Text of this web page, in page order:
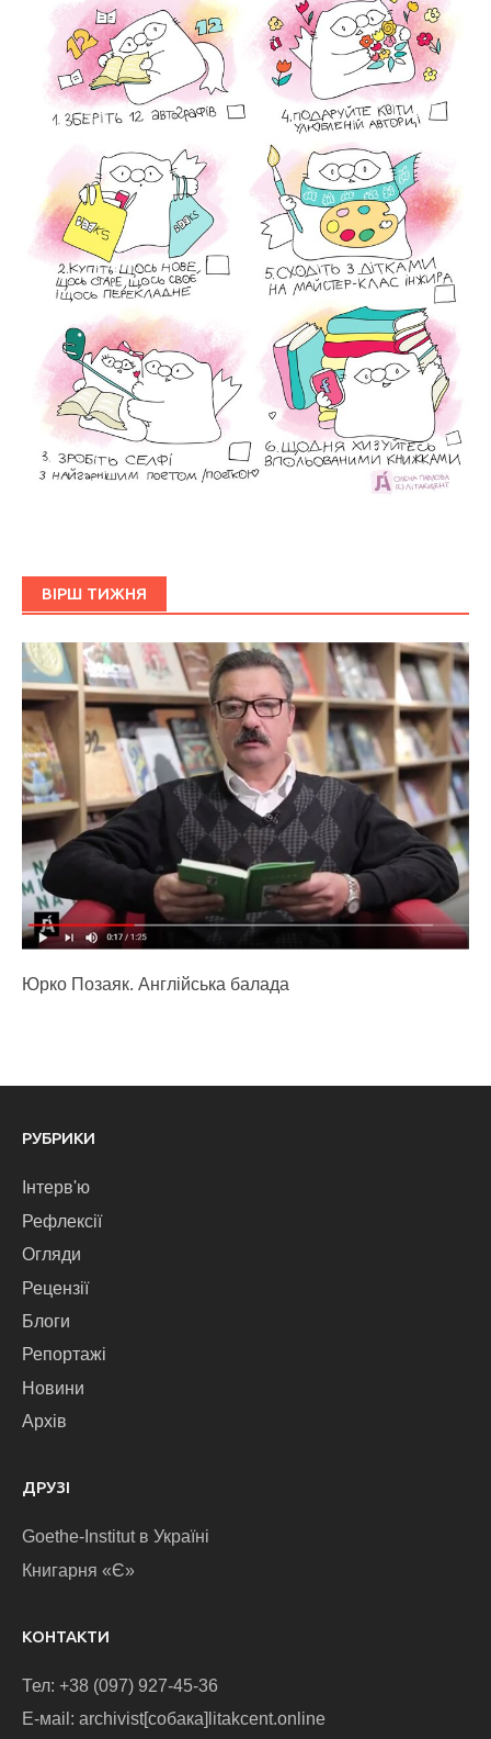
ВІРШ ТИЖНЯ
Юрко Позаяк. Англійська балада
РУБРИКИ
Інтерв'ю
Рефлексії
Огляди
Рецензії
Блоги
Репортажі
Новини
Архів
ДРУЗІ
Goethe-Institut в Україні
Книгарня «Є»
КОНТАКТИ
Тел: +38 (097) 927-45-36
E-маіl: archivist[собака]litakcent.online